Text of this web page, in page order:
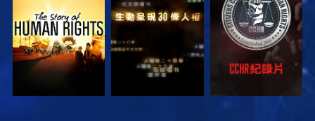
觀看 觀看 觀看